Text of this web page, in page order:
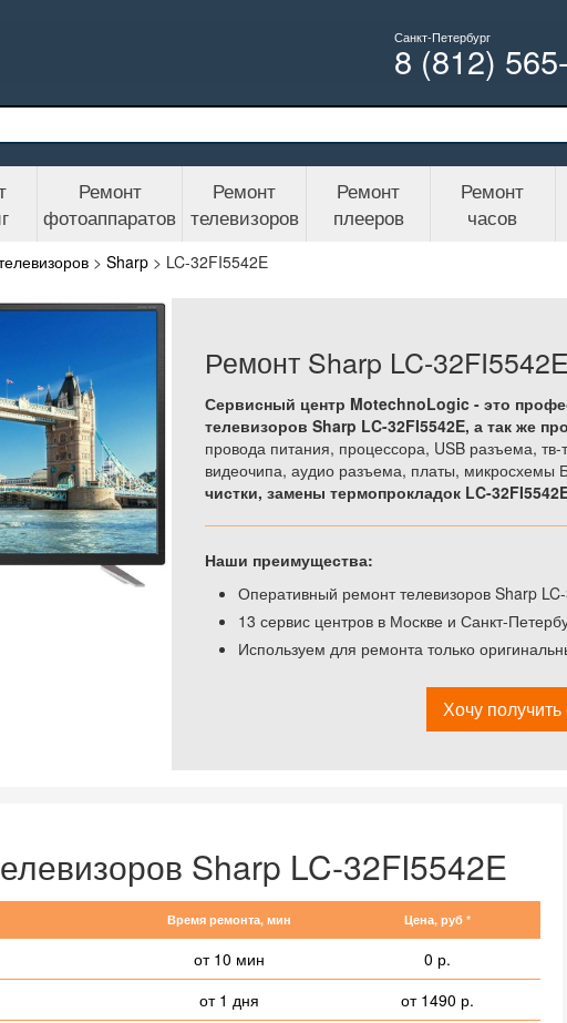
Санкт-Петербург
8 (812)
Ремонт
фотоаппаратов
Ремонт
телевизоров
Ремонт
плееров
Ремонт
часов
> Sharp > LC-32FI5542E
Ремонт Sharp LC-32FI5542E
Сервисный центр MotechnoLogic - это
телевизоров Sharp LC-32FI5542E, а так же
провода питания, процессора, USB разъема,
видеочипа, аудио разъема, платы, микросхемы
чистки, замены термопрокладок LC-
Наши преимущества:
Оперативный ремонт телевизоров Sharp
13 сервис центров в Москве и Санкт-
Используем для ремонта только
Хочу
Sharp LC-32FI5542E
Время ремонта, мин Цена, руб *
от 10 мин
0 р.
от 1 дня
от 1490 р.